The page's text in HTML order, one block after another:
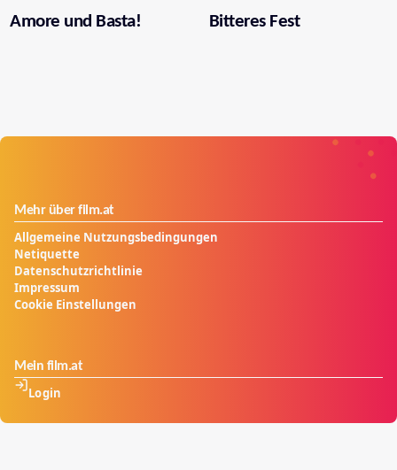
Amore und Basta! Bitteres Fest
Mehr über film.at
Allgemeine Nutzungsbedingungen
Netiquette
Datenschutzrichtlinie
Impressum
Cookie Einstellungen
Mein film.at
Login